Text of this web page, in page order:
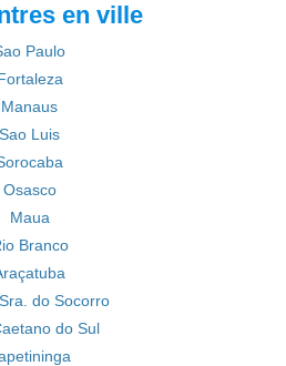
en ville
Paulo
Manaus
Sao Luis
Osasco
Maua
Branco
do Socorro
do Sul